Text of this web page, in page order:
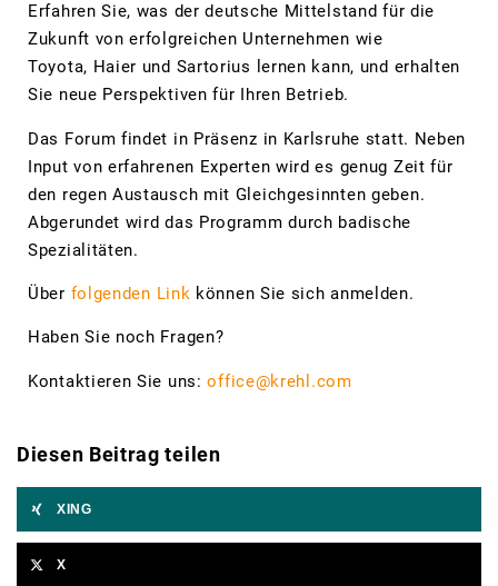
Erfahren Sie, was der deutsche Mittelstand für die
Zukunft von erfolgreichen Unternehmen wie
Toyota, Haier und Sartorius lernen kann, und erhalten
Sie neue Perspektiven für Ihren Betrieb.
Das Forum findet in Präsenz in Karlsruhe statt. Neben
Input von erfahrenen Experten wird es genug Zeit für
den regen Austausch mit Gleichgesinnten geben.
Abgerundet wird das Programm durch badische
Spezialitäten.
Über folgenden Link können Sie sich anmelden.
Haben Sie noch Fragen?
Kontaktieren Sie uns:office@krehl.com
Diesen Beitrag teilen
XING
X